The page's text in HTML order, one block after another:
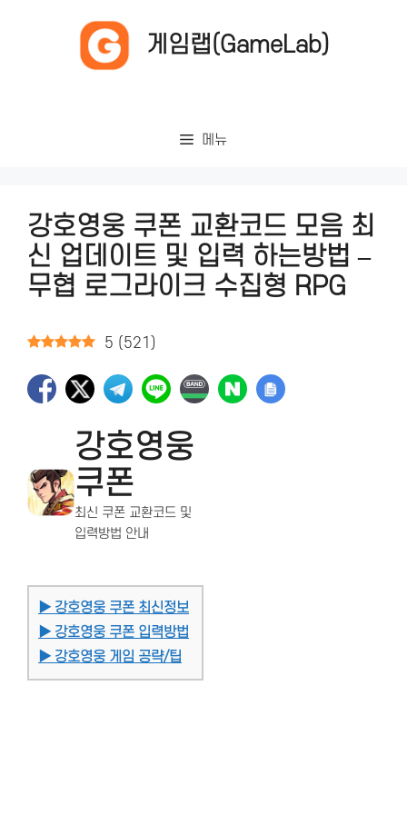
게임랩(GameLab)
메뉴
강호영웅 쿠폰 교환코드 모음 최
신 업데이트 및 입력 하는방법 –
무협 로그라이크 수집형 RPG
5 ( 521 )
강호영웅
쿠폰
최신 쿠폰 교환코드 및
입력방법 안내
▶ 강호영웅 쿠폰 최신정보
▶ 강호영웅 쿠폰 입력방법
▶ 강호영웅 게임 공략/팁